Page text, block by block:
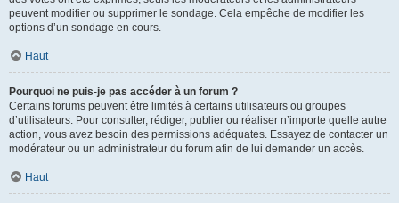
peuvent modifier ou supprimer le sondage. Cela empêche de modifier les
options d’un sondage en cours.
Haut
Pourquoi ne puis-je pas accéder à un forum ?
Certains forums peuvent être limités à certains utilisateurs ou groupes
d’utilisateurs. Pour consulter, rédiger, publier ou réaliser n’importe quelle autre
action, vous avez besoin des permissions adéquates. Essayez de contacter un
modérateur ou un administrateur du forum afin de lui demander un accès.
Haut